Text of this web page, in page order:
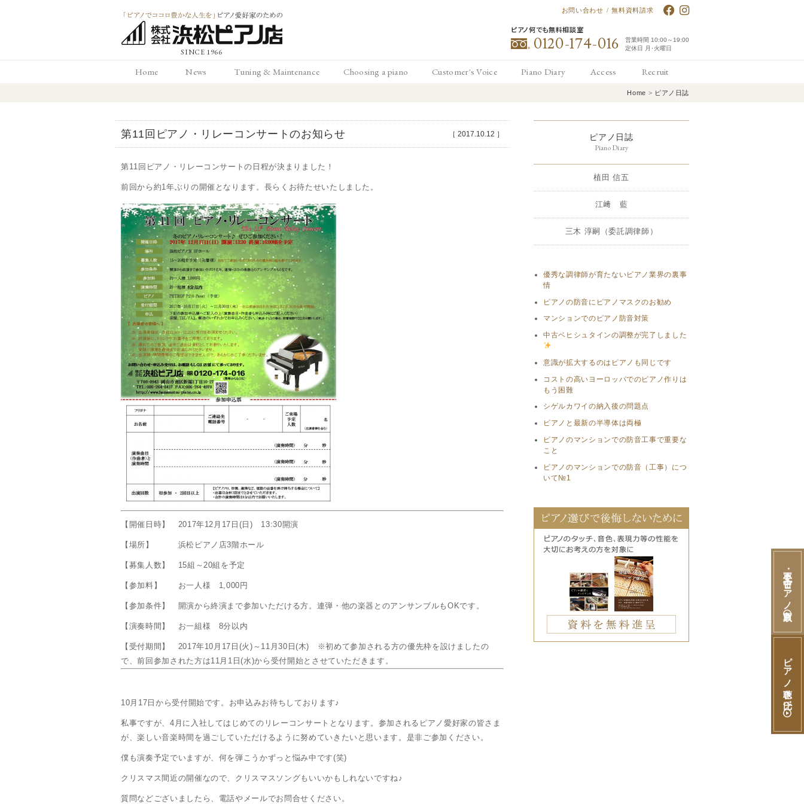
「ピアノでココロ豊
愛好家のための 浜松
ピアノ店
お問い合わせ / 無料資料請求
ピアノ何でも無料相談室
0120-174-016
営業時間 10:00～19:00
定休日 月･火曜日
Home News Tuning & Maintenance Choosing a piano Customer's Voice Piano Diary Access Recruit
求人情報
Home > ピアノ日誌
［ 2017.10.12 ］
第11回ピアノ・リレーコンサートのお知らせ
第11回ピアノ・リレーコンサートの日程が決まりました！
前回から約1年ぶりの開催となります。長らくお待たせいたしました。
【開催日時】 2017年12月17日(日) 13:30開演
【場所】 浜松ピアノ店3階ホール
【募集人数】 15組～20組を予定
【参加料】 お一人様 1,000円
【参加条件】 開演から終演まで参加いただける方。連弾・他の楽器とのアンサンブルもOKです。
【演奏時間】 お一組様 8分以内
【受付期間】 2017年10月17日(火)～11月30日(木) ※初めて参加される方の優先枠を設けましたの
で、前回参加された方は11月1日(水)から受付開始とさせていただきます。
10月17日から受付開始です。お申込みお待ちしております♪
私事ですが、4月に入社してはじめてのリレーコンサートとなります。参加されるピアノ愛好家の皆さま
が、楽しい音楽時間を過ごしていただけるように努めていきたいと思います。是非ご参加ください。
僕も演奏予定でいますが、何を弾こうかずっと悩み中です(笑)
クリスマス間近の開催なので、クリスマスソングもいいかもしれないですね♪
質問などございましたら、電話やメールでお問合せください。
ピアノ日誌
Piano Diary
植田 信五
江﨑 藍
三木 淳嗣（委託調律師）
優秀な調律師が育たないピアノ業界の裏事
情
ピアノの防音にピアノマスクのお勧め
マンションでのピアノ防音対策
中古ベヒシュタインの調整が完了しました
意識が拡大するのはピアノも同じです
コストの高いヨーロッパでのピアノ作りは
もう困難
シゲルカワイの納入後の問題点
ピアノと最新の半導体は両極
ピアノのマンションでの防音工事で重要な
こと
ピアノのマンションでの防音（工事）につ
いて№1
不要･中古ピアノ買取
ピアノ聴き比べ